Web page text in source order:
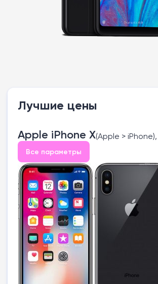
Лучшие цены
Apple iPhone X(Apple > iPhone),
Все параметры